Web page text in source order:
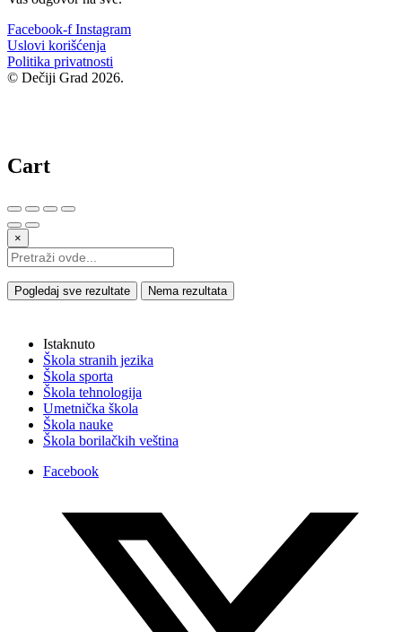
Facebook-f Instagram
Uslovi korišćenja
Politika privatnosti
© Dečiji Grad 2026.
Cart
×
Pogledaj sve rezultate Nema rezultata
Istaknuto
Škola stranih jezika
Škola sporta
Škola tehnologija
Umetnička škola
Škola nauke
Škola borilačkih veština
Facebook